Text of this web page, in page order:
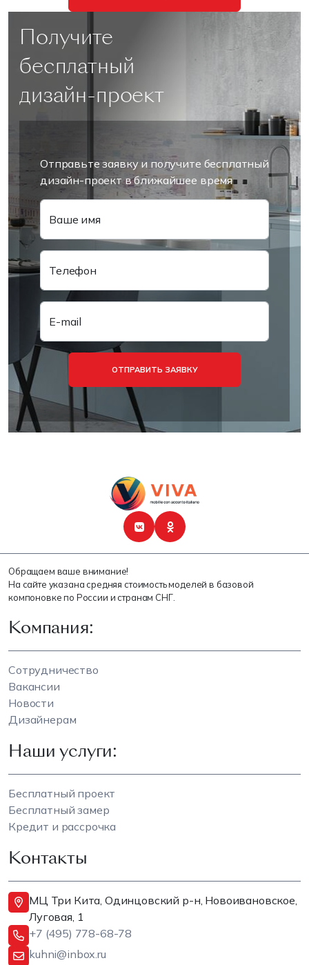
Получите
бесплатный
дизайн-проект
Отправьте заявку и получите бесплатный
дизайн-проект в ближайшее время
Ваше имя
Телефон
E-mail
ОТПРАВИТЬ ЗАЯВКУ
Обращаем ваше внимание!
На сайте указана средняя стоимость моделей в базовой
компоновке по России и странам СНГ.
Компания:
Сотрудничество
Вакансии
Новости
Дизайнерам
Наши услуги:
Бесплатный проект
Бесплатный замер
Кредит и рассрочка
Контакты
МЦ Три Кита, Одинцовский р-н, Новоивановское,
Луговая, 1
+7 (495) 778-68-78
kuhni@inbox.ru